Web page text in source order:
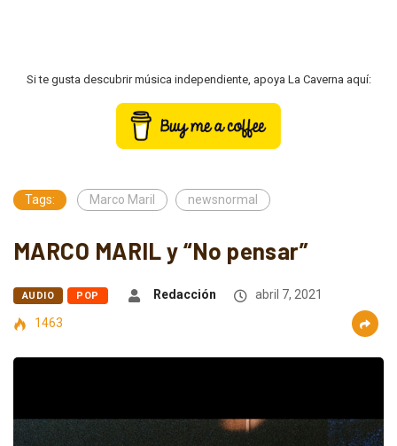
Si te gusta descubrir música independiente, apoya La Caverna aquí:
Tags: Marco Maril newsnormal
MARCO MARIL y “No pensar”
AUDIO POP Redacción
abril 7, 2021
1463